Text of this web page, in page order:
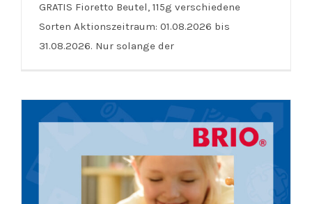
Lindt | MyLindt Bonus Club
GRATIS Fioretto Beutel, 115g verschiedene
Sorten Aktionszeitraum: 01.08.2026 bis
31.08.2026. Nur solange der